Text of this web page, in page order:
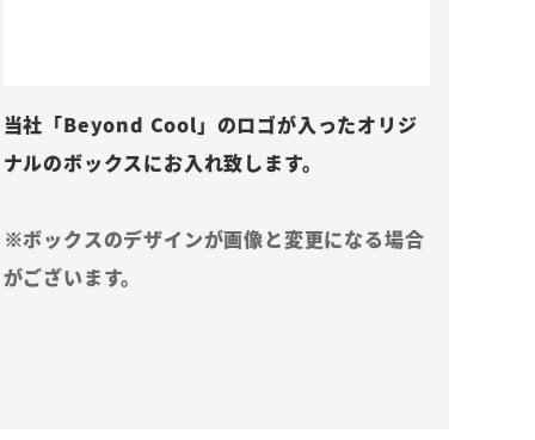
当社「Beyond Cool」のロゴが入ったオリジ
ナルのボックスにお入れ致します。
※ボックスのデザインが画像と変更になる場合
がございます。